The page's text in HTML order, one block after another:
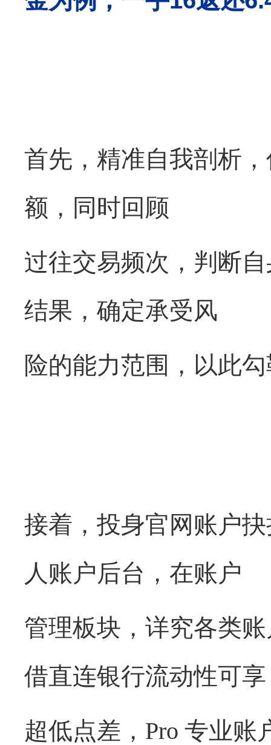
首先，精准自我剖析
额，同时回顾
过往交易频次，判断
结果，确定承受风
险的能力范围，以此
接着，投身官网账户
人账户后台，在账户
管理板块，详究各类
借直连银行流动性可享
超低点差， Pro 专业账